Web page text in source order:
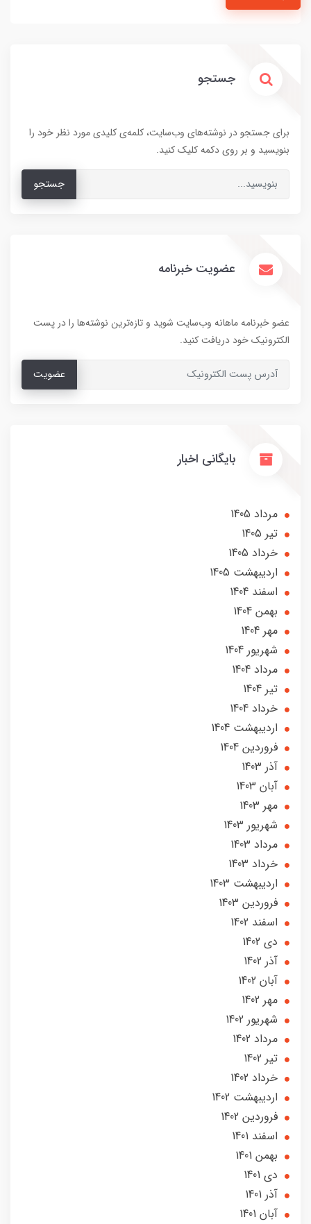
جستجو
برای جستجو در نوشته‌های وب‌سایت، کلمه‌ی کلیدی مورد نظر خود را
بنویسید و بر روی دکمه کلیک کنید.
جستجو
عضویت خبرنامه
عضو خبرنامه ماهانه وب‌سایت شوید و تازه‌ترین نوشته‌ها را در پست
الکترونیک خود دریافت کنید.
عضویت
بایگانی اخبار
مرداد 1405
تير 1405
خرداد 1405
ارديبهشت 1405
اسفند 1404
بهمن 1404
مهر 1404
شهریور 1404
مرداد 1404
تير 1404
خرداد 1404
ارديبهشت 1404
فروردین 1404
آذر 1403
آبان 1403
مهر 1403
شهریور 1403
مرداد 1403
خرداد 1403
ارديبهشت 1403
فروردین 1403
اسفند 1402
دی 1402
آذر 1402
آبان 1402
مهر 1402
شهریور 1402
مرداد 1402
تير 1402
خرداد 1402
ارديبهشت 1402
فروردین 1402
اسفند 1401
بهمن 1401
دی 1401
آذر 1401
آبان 1401